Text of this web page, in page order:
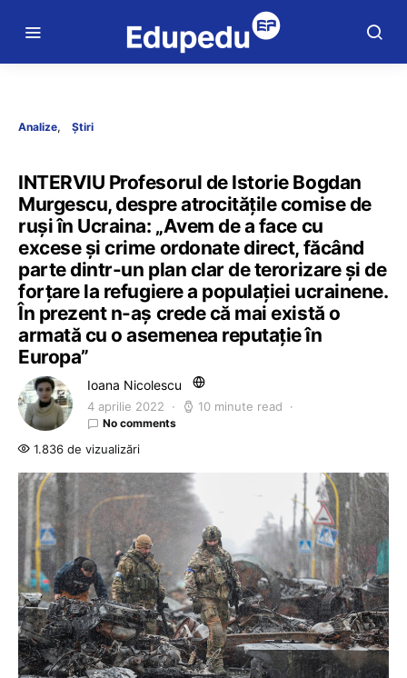
Analize Știri
INTERVIU Profesorul de Istorie Bogdan
Murgescu, despre atrocitățile comise de
ruși în Ucraina: „Avem de a face cu
excese și crime ordonate direct, făcând
parte dintr-un plan clar de terorizare și de
forțare la refugiere a populației ucrainene.
În prezent n-aș crede că mai există o
armată cu o asemenea reputație în
Europa”
Ioana Nicolescu
4 aprilie 2022 10 minute read
No comments
1.836 de vizualizări